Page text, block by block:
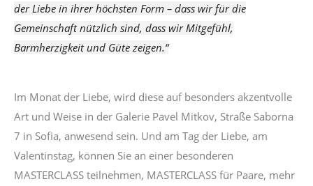
der Liebe in ihrer höchsten Form – dass wir für die
Gemeinschaft nützlich sind, dass wir Mitgefühl,
Barmherzigkeit und Güte zeigen.“
Im Monat der Liebe, wird diese auf besonders akzentvolle
Art und Weise in der Galerie Pavel Mitkov, Straße Saborna
7 in Sofia, anwesend sein. Und am Tag der Liebe, am
Valentinstag, können Sie an einer besonderen
MASTERCLASS teilnehmen, MASTERCLASS für Paare, mehr